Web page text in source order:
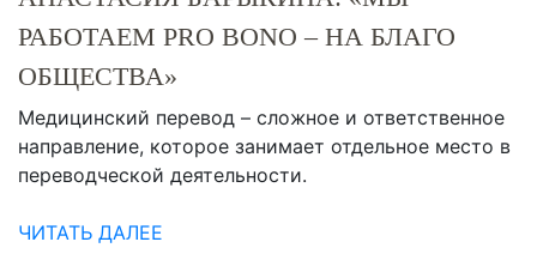
РАБОТАЕМ PRO BONO – НА БЛАГО
ОБЩЕСТВА»
Медицинский перевод – сложное и ответственное
направление, которое занимает отдельное место в
переводческой деятельности.
ЧИТАТЬ ДАЛЕЕ